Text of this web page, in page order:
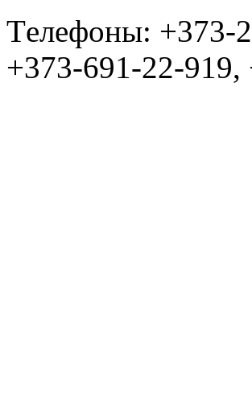
Tелефоны: +373-
+373-691-22-